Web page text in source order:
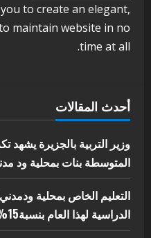
اخر الاخبار
مدير
بوزارة
5
البيئة
يوليو 29, 2026
to create an elegant,
maintain website in no
time at all.
أحدث المقالات
وزير التربية بالجزيرة يشهد
المتوسطة بنات بمحلية ود
التعليم الخاص بمحلية
الدراسية لهذا العام بنسبة15%